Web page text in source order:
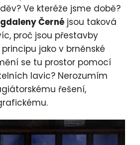
Ve kteréže jsme době?
Černé jsou taková
proč jsou přestavby
jako v brněnské
se tu prostor pomocí
lavic? Nerozumím
řešení,